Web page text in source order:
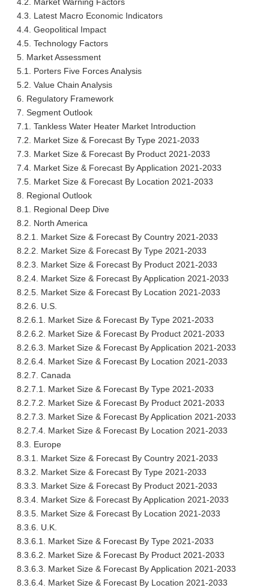
4.3. Latest Macro Economic Indicators
4.4. Geopolitical Impact
4.5. Technology Factors
5. Market Assessment
5.1. Porters Five Forces Analysis
5.2. Value Chain Analysis
6. Regulatory Framework
7. Segment Outlook
7.1. Tankless Water Heater Market Introduction
7.2. Market Size & Forecast By Type 2021-2033
7.3. Market Size & Forecast By Product 2021-2033
7.4. Market Size & Forecast By Application 2021-2033
7.5. Market Size & Forecast By Location 2021-2033
8. Regional Outlook
8.1. Regional Deep Dive
8.2. North America
8.2.1. Market Size & Forecast By Country 2021-2033
8.2.2. Market Size & Forecast By Type 2021-2033
8.2.3. Market Size & Forecast By Product 2021-2033
8.2.4. Market Size & Forecast By Application 2021-2033
8.2.5. Market Size & Forecast By Location 2021-2033
8.2.6. U.S.
8.2.6.1. Market Size & Forecast By Type 2021-2033
8.2.6.2. Market Size & Forecast By Product 2021-2033
8.2.6.3. Market Size & Forecast By Application 2021-2033
8.2.6.4. Market Size & Forecast By Location 2021-2033
8.2.7. Canada
8.2.7.1. Market Size & Forecast By Type 2021-2033
8.2.7.2. Market Size & Forecast By Product 2021-2033
8.2.7.3. Market Size & Forecast By Application 2021-2033
8.2.7.4. Market Size & Forecast By Location 2021-2033
8.3. Europe
8.3.1. Market Size & Forecast By Country 2021-2033
8.3.2. Market Size & Forecast By Type 2021-2033
8.3.3. Market Size & Forecast By Product 2021-2033
8.3.4. Market Size & Forecast By Application 2021-2033
8.3.5. Market Size & Forecast By Location 2021-2033
8.3.6. U.K.
8.3.6.1. Market Size & Forecast By Type 2021-2033
8.3.6.2. Market Size & Forecast By Product 2021-2033
8.3.6.3. Market Size & Forecast By Application 2021-2033
8.3.6.4. Market Size & Forecast By Location 2021-2033